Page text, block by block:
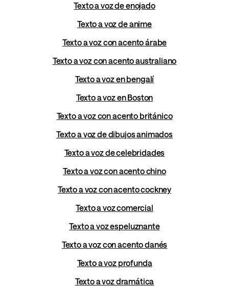
Texto a voz de enojado
Texto a voz de anime
Texto a voz con acento árabe
Texto a voz con acento australiano
Texto a voz en bengalí
Texto a voz en Boston
Texto a voz con acento británico
Texto a voz de dibujos animados
Texto a voz de celebridades
Texto a voz con acento chino
Texto a voz con acento cockney
Texto a voz comercial
Texto a voz espeluznante
Texto a voz con acento danés
Texto a voz profunda
Texto a voz dramática